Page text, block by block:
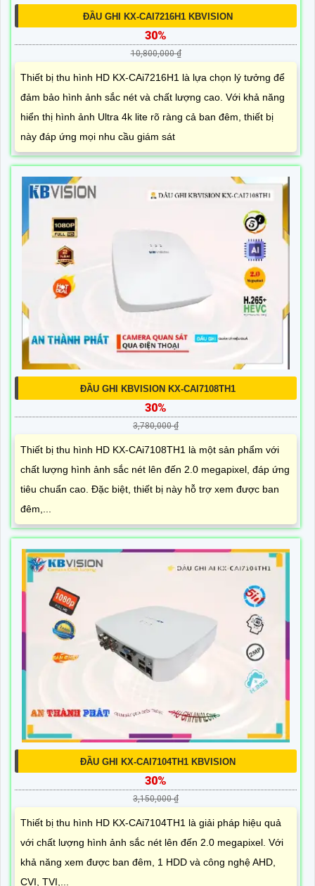
ĐẦU GHI KX-CAI7216H1 KBVISION
30%
10,800,000 ₫
Thiết bị thu hình HD KX-CAi7216H1 là lựa chọn lý tưởng để
đảm bảo hình ảnh sắc nét và chất lượng cao. Với khả năng
hiển thị hình ảnh Ultra 4k lite rõ ràng cả ban đêm, thiết bị
này đáp ứng mọi nhu cầu giám sát
ĐẦU GHI KBVISION KX-CAI7108TH1
30%
3,780,000 ₫
Thiết bị thu hình HD KX-CAi7108TH1 là một sản phẩm với
chất lượng hình ảnh sắc nét lên đến 2.0 megapixel, đáp ứng
tiêu chuẩn cao. Đặc biệt, thiết bị này hỗ trợ xem được ban
đêm,...
ĐẦU GHI KX-CAI7104TH1 KBVISION
30%
3,150,000 ₫
Thiết bị thu hình HD KX-CAi7104TH1 là giải pháp hiệu quả
với chất lượng hình ảnh sắc nét lên đến 2.0 megapixel. Với
khả năng xem được ban đêm, 1 HDD và công nghệ AHD,
CVI, TVI,...